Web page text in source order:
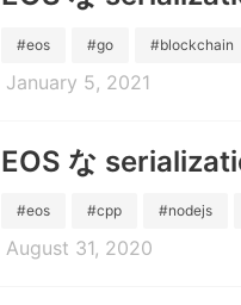
#eos #go #blockchain
January 5, 2021
EOS な
#eos #cpp #nodejs
August 31, 2020